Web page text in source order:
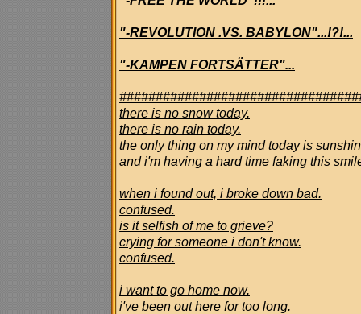
"-REVOLUTION .VS. BABYLON"...!?!...
"-KAMPEN FORTSÄTTER"...
there is no snow today.
there is no rain today.
the only thing on my mind today is
and i'm having a hard time faking this
when i found out, i broke down bad.
confused.
is it selfish of me to grieve?
crying for someone i don't know.
confused.
i want to go home now.
i've been out here for too long.